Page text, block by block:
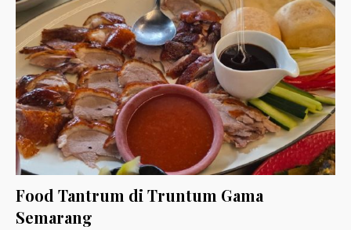
Food Tantrum di Truntum Gama
Semarang